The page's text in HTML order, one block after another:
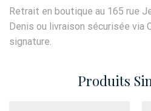
Retrait en boutique au 165 rue
Denis ou livraison sécurisée via
signature.
Produits